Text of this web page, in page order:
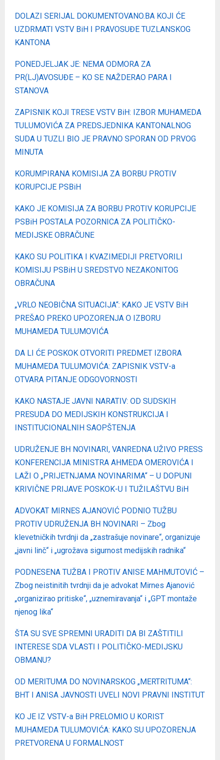
DOLAZI SERIJAL DOKUMENTOVANO.BA KOJI ĆE
UZDRMATI VSTV BiH I PRAVOSUĐE TUZLANSKOG
KANTONA
PONEDJELJAK JE: NEMA ODMORA ZA
PR(LJ)AVOSUĐE – KO SE NAŽDERAO PARA I
STANOVA
ZAPISNIK KOJI TRESE VSTV BiH: IZBOR MUHAMEDA
TULUMOVIĆA ZA PREDSJEDNIKA KANTONALNOG
SUDA U TUZLI BIO JE PRAVNO SPORAN OD PRVOG
MINUTA
KORUMPIRANA KOMISIJA ZA BORBU PROTIV
KORUPCIJE PSBiH
KAKO JE KOMISIJA ZA BORBU PROTIV KORUPCIJE
PSBiH POSTALA POZORNICA ZA POLITIČKO-
MEDIJSKE OBRAČUNE
KAKO SU POLITIKA I KVAZIMEDIJI PRETVORILI
KOMISIJU PSBiH U SREDSTVO NEZAKONITOG
OBRAČUNA
„VRLO NEOBIČNA SITUACIJA“: KAKO JE VSTV BiH
PREŠAO PREKO UPOZORENJA O IZBORU
MUHAMEDA TULUMOVIĆA
DA LI ĆE POSKOK OTVORITI PREDMET IZBORA
MUHAMEDA TULUMOVIĆA: ZAPISNIK VSTV-a
OTVARA PITANJE ODGOVORNOSTI
KAKO NASTAJE JAVNI NARATIV: OD SUDSKIH
PRESUDA DO MEDIJSKIH KONSTRUKCIJA I
INSTITUCIONALNIH SAOPŠTENJA
UDRUŽENJE BH NOVINARI, VANREDNA UŽIVO PRESS
KONFERENCIJA MINISTRA AHMEDA OMEROVIĆA I
LAŽI O „PRIJETNJAMA NOVINARIMA“ – U DOPUNI
KRIVIČNE PRIJAVE POSKOK-U I TUŽILAŠTVU BiH
ADVOKAT MIRNES AJANOVIĆ PODNIO TUŽBU
PROTIV UDRUŽENJA BH NOVINARI – Zbog
klevetničkih tvrdnji da „zastrašuje novinare“, organizuje
„javni linč“ i „ugrožava sigurnost medijskih radnika“
PODNESENA TUŽBA I PROTIV ANISE MAHMUTOVIĆ –
Zbog neistinitih tvrdnji da je advokat Mirnes Ajanović
„organizirao pritiske“, „uznemiravanja“ i „GPT montaže
njenog lika“
ŠTA SU SVE SPREMNI URADITI DA BI ZAŠTITILI
INTERESE SDA VLASTI I POLITIČKO-MEDIJSKU
OBMANU?
OD MERITUMA DO NOVINARSKOG „MERTRITUMA“:
BHT I ANISA JAVNOSTI UVELI NOVI PRAVNI INSTITUT
KO JE IZ VSTV-a BiH PRELOMIO U KORIST
MUHAMEDA TULUMOVIĆA: KAKO SU UPOZORENJA
PRETVORENA U FORMALNOST